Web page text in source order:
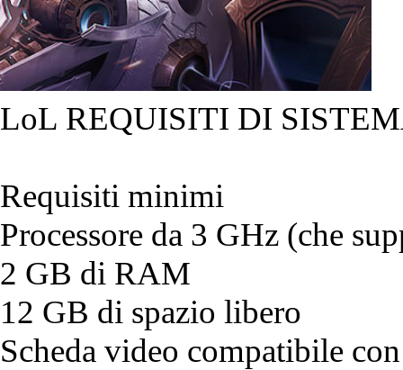
LoL REQUISITI DI
Requisiti minimi
Processore da 3 GHz (che
2 GB di RAM
12 GB di spazio libero
Scheda video compatibile